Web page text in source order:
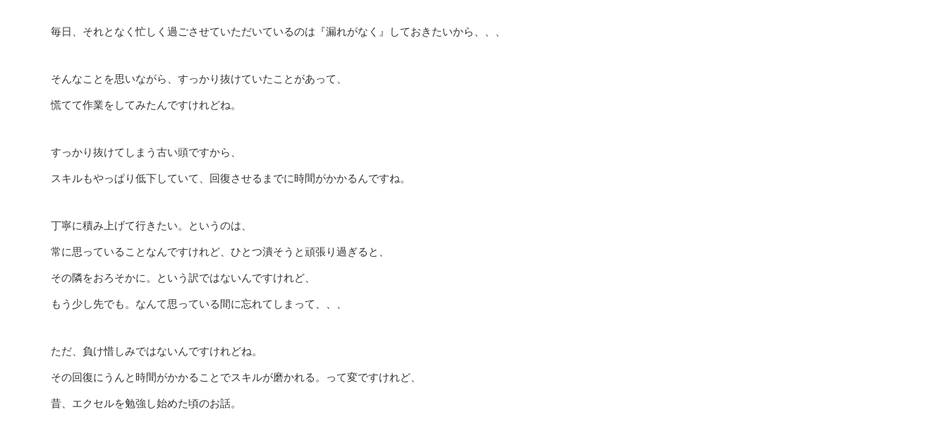
毎日、それとなく忙しく過ごさせていただいているのは『漏れがなく』しておきたいから、、、
そんなことを思いながら、すっかり抜けていたことがあって、
慌てて作業をしてみたんですけれどね。
すっかり抜けてしまう古い頭ですから、
スキルもやっぱり低下していて、回復させるまでに時間がかかるんですね。
丁寧に積み上げて行きたい。というのは、
常に思っていることなんですけれど、ひとつ潰そうと頑張り過ぎると、
その隣をおろそかに。という訳ではないんですけれど、
もう少し先でも。なんて思っている間に忘れてしまって、、、
ただ、負け惜しみではないんですけれどね。
その回復にうんと時間がかかることでスキルが磨かれる。って変ですけれど、
昔、エクセルを勉強し始めた頃のお話。